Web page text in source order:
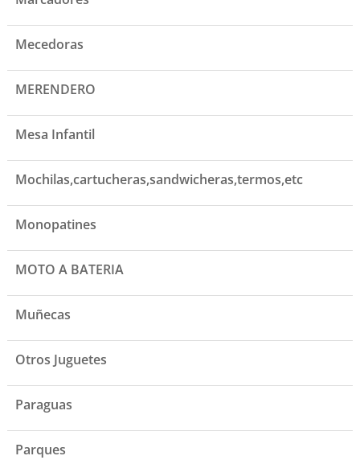
Mecedoras
MERENDERO
Mesa Infantil
Mochilas,cartucheras,sandwicheras,termos,etc
Monopatines
MOTO A BATERIA
Muñecas
Otros Juguetes
Paraguas
Parques